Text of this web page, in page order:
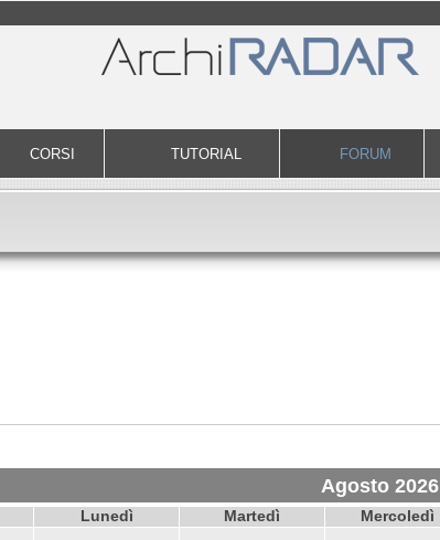
CORSI TUTORIAL FORUM
Agosto 2026
Lunedì Martedì Mercoledì